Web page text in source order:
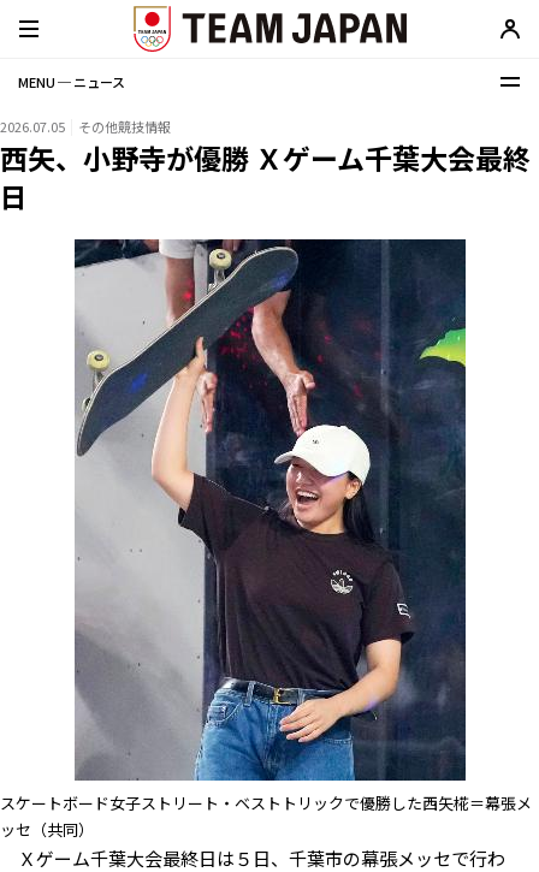
MENU ─ ニュース
2026.07.05 その他競技情報
西矢、小野寺が優勝 Ｘゲーム千葉大会最終
日
スケートボード女子ストリート・ベストトリックで優勝した西矢椛＝幕張メ
ッセ（共同）
Ｘゲーム千葉大会最終日は５日、千葉市の幕張メッセで行わ